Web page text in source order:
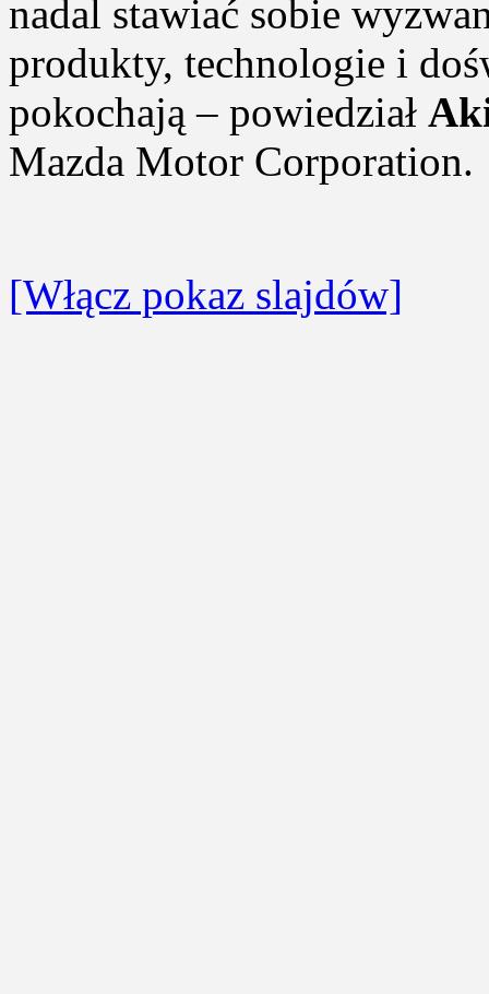
nadal stawiać sobie
produkty, technologie i
pokochają – powiedział
Mazda Motor Corporation.
[Włącz pokaz slajdów]